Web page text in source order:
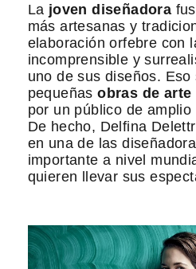
La joven diseñadora
más artesanas y
elaboración orfebre con
incomprensible y
uno de sus diseños.
pequeñasobras de arte
por un público de
De hecho, Delfina
en una de las
importante a nivel
quieren llevar sus